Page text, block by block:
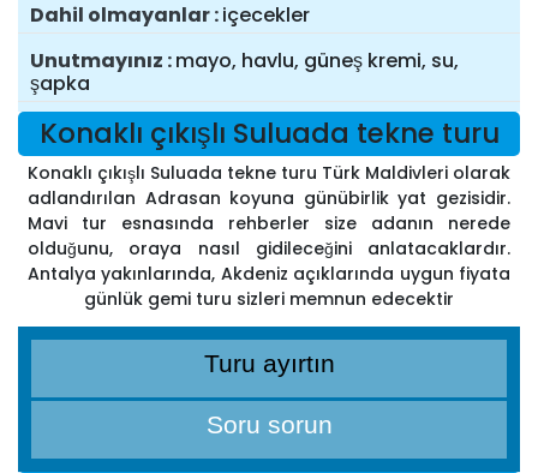
Dahil olmayanlar içecekler
Unutmayınız mayo, havlu, güneş kremi, su,
şapka
Konaklı çıkışlı Suluada tekne turu
Konaklı çıkışlı Suluada tekne turu Türk Maldivleri olarak
adlandırılan Adrasan koyuna günübirlik yat gezisidir.
Mavi tur esnasında rehberler size adanın nerede
olduğunu, oraya nasıl gidileceğini anlatacaklardır.
Antalya yakınlarında, Akdeniz açıklarında uygun fiyata
günlük gemi turu sizleri memnun edecektir
Turu ayırtın
Soru sorun